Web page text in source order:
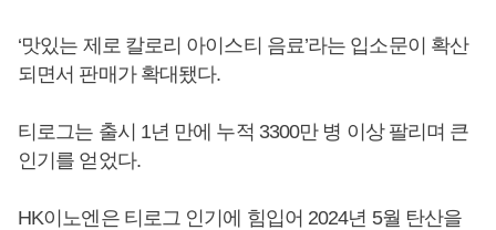
‘맛있는 제로 칼로리 아이스티 음료’라는 입소문이 확산
되면서 판매가 확대됐다.
티로그는 출시 1년 만에 누적 3300만 병 이상 팔리며 큰
인기를 얻었다.
HK이노엔은 티로그 인기에 힘입어 2024년 5월 탄산을